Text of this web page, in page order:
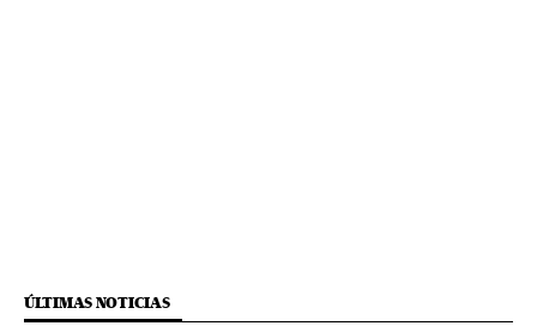
ÚLTIMAS NOTICIAS